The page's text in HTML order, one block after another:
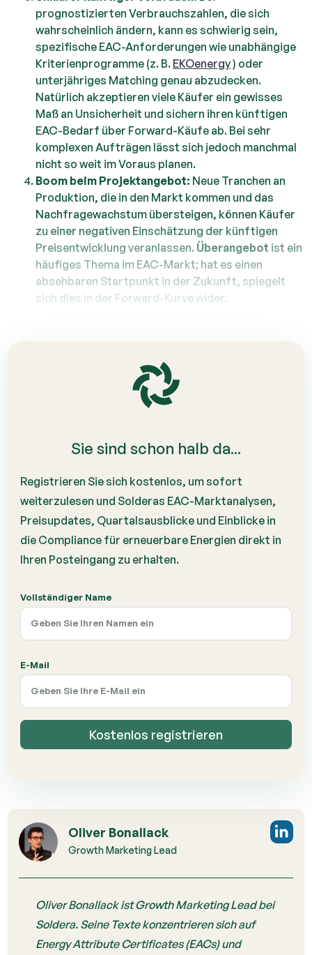
prognostizierten Verbrauchszahlen, die sich
wahrscheinlich ändern, kann es schwierig sein,
spezifische EAC-Anforderungen wie unabhängige
Kriterienprogramme (z. B. EKOenergy) oder
unterjähriges Matching genau abzudecken.
Natürlich akzeptieren viele Käufer ein gewisses
Maß an Unsicherheit und sichern ihren künftigen
EAC-Bedarf über Forward-Käufe ab. Bei sehr
komplexen Aufträgen lässt sich jedoch manchmal
nicht so weit im Voraus planen.
Boom beim Projektangebot: Neue Tranchen an
Produktion, die in den Markt kommen und das
Nachfragewachstum übersteigen, können Käufer
zu einer negativen Einschätzung der künftigen
Preisentwicklung veranlassen. Überangebot ist ein
häufiges Thema im EAC-Markt; hat es einen
absehbaren Startpunkt in der Zukunft, spiegelt
sich dies in der Forward-Kurve wider.
Sie sind schon halb da...
Registrieren Sie sich kostenlos, um sofort
weiterzulesen und Solderas EAC-Marktanalysen,
Preisupdates, Quartalsausblicke und Einblicke in
die Compliance für erneuerbare Energien direkt in
Ihren Posteingang zu erhalten.
Vollständiger Name
E-Mail
Kostenlos registrieren
Oliver Bonallack
Growth Marketing Lead
Oliver Bonallack ist Growth Marketing Lead bei
Soldera. Seine Texte konzentrieren sich auf
Energy Attribute Certificates (EACs) und